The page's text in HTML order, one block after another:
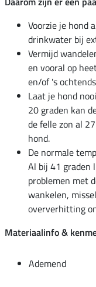
Voorzie je hond
drinkwater bij
Vermijd
en vooral op
en/of 's
Laat je hond
20 graden kan
de felle zon al
hond.
De normale
Al bij 41 graden
problemen met
wankelen,
oververhitting
Materiaalinfo &
Ademend